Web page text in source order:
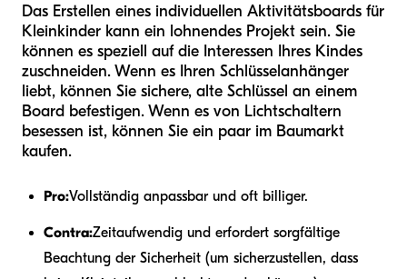
Das Erstellen eines individuellen Aktivitätsboards für
Kleinkinder kann ein lohnendes Projekt sein. Sie
können es speziell auf die Interessen Ihres Kindes
zuschneiden. Wenn es Ihren Schlüsselanhänger
liebt, können Sie sichere, alte Schlüssel an einem
Board befestigen. Wenn es von Lichtschaltern
besessen ist, können Sie ein paar im Baumarkt
kaufen.
Pro:Vollständig anpassbar und oft billiger.
Contra:Zeitaufwendig und erfordert sorgfältige
Beachtung der Sicherheit (um sicherzustellen, dass